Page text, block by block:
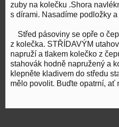
zuby na kolečku .Shora
s dírami. Nasadíme podložky
Střed pásoviny se opře o
z kolečka. STŘÍDAVÝM
napruží a tlakem kolečko z
stahovák hodně napružený a
klepněte kladivem do středu
mělo povolit. Buďte opatrní, ať